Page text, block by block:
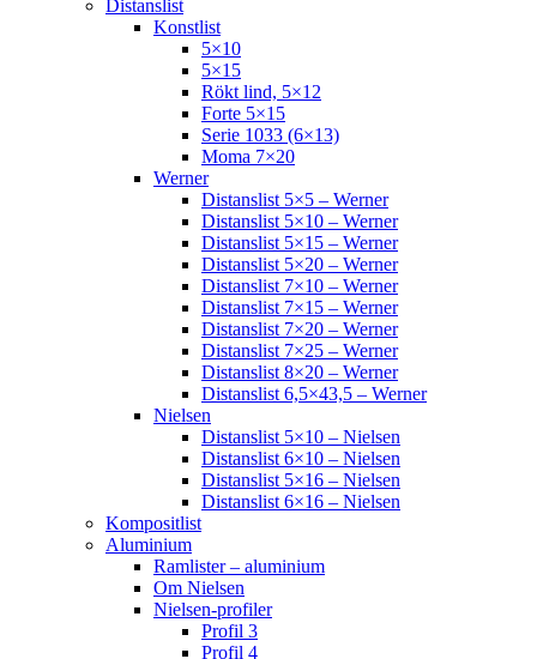
Distanslist
Konstlist
5×10
5×15
Rökt lind, 5×12
Forte 5×15
Serie 1033 (6×13)
Moma 7×20
Werner
Distanslist 5×5 – Werner
Distanslist 5×10 – Werner
Distanslist 5×15 – Werner
Distanslist 5×20 – Werner
Distanslist 7×10 – Werner
Distanslist 7×15 – Werner
Distanslist 7×20 – Werner
Distanslist 7×25 – Werner
Distanslist 8×20 – Werner
Distanslist 6,5×43,5 – Werner
Nielsen
Distanslist 5×10 – Nielsen
Distanslist 6×10 – Nielsen
Distanslist 5×16 – Nielsen
Distanslist 6×16 – Nielsen
Kompositlist
Aluminium
Ramlister – aluminium
Om Nielsen
Nielsen-profiler
Profil 3
Profil 4